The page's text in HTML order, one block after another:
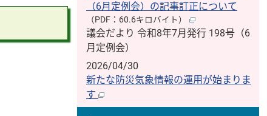
（6月定例会）の記事訂正について
（PDF：60.6キロバイト）
議会だより 令和8年7月発行 198号（6
月定例会）
2026/04/30
新たな防災気象情報の運用が始まりま
す